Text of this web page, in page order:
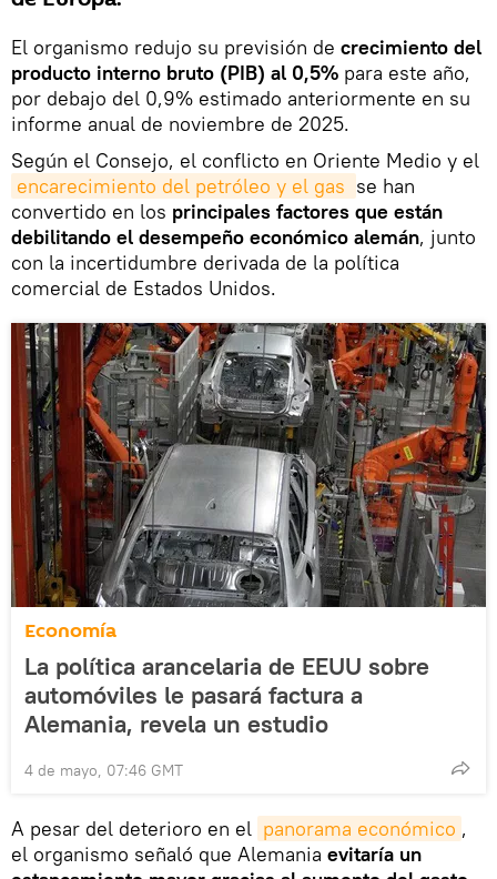
El organismo redujo su previsión de crecimiento del
producto interno bruto (PIB) al 0,5% para este año,
por debajo del 0,9% estimado anteriormente en su
informe anual de noviembre de 2025.
Según el Consejo, el conflicto en Oriente Medio y el
encarecimiento del petróleo y el gas se han
convertido en los principales factores que están
debilitando el desempeño económico alemán, junto
con la incertidumbre derivada de la política
comercial de Estados Unidos.
Economía
La política arancelaria de EEUU sobre
automóviles le pasará factura a
Alemania, revela un estudio
4 de mayo, 07:46 GMT
A pesar del deterioro en el panorama económico ,
el organismo señaló que Alemania evitaría un